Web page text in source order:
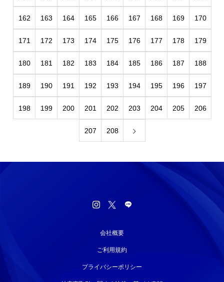
162 163 164 165 166 167 168 169 170
171 172 173 174 175 176 177 178 179
180 181 182 183 184 185 186 187 188
189 190 191 192 193 194 195 196 197
198 199 200 201 202 203 204 205 206
207 208
会社概要
ご利用規約
プライバシーポリシー